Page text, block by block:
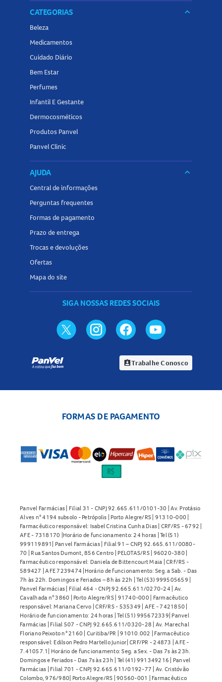
CATEGORIAS keyboard_arrow_down
Beleza
Medicamentos
Cuidado Diário
Bem Estar
Perfumes
Infantil E Gestante
Dermocosméticos
Produtos Panvel
Panvel Clinic
AJUDA keyboard_arrow_down
Central de informações
Perguntas frequentes
Formas de pagamento
Prazo de entrega
Trocas e devoluções
Ofertas
Mapa do site
SIGA NOSSAS REDES SOCIAIS
assignment_indTrabalhe Conosco
FORMAS DE PAGAMENTO
Panvel Farmácias | Filial 31 - CNPJ 92.665.611/0101-30 | Av. Protásio
Alves n° 4194 subsolo - Petrópolis | Porto Alegre/RS | 91310-000 |
Farmacêutico responsável: Isabel Cristina Cunha Dias | CRF/RS - 6792 |
AFE - 7318170 |Horário de funcionamento: 24 horas | Tel (51)
999119891| Panvel Farmácias | Filial 91 – CNPJ 92.665.611/0080-
70 | Rua Santos Dumont, 856 Centro | PELOTAS/RS | 96020-380 |
Farmacêutico responsável: Daniela de Bittencourt Maia | CRF/RS -
589427 | AFE 7239474 |Horário de funcionamento: Seg. a Sab. - Das
7h às 22h. Domingos e Feriados – 8h às 22h | Tel (53) 999505659 |
Panvel Farmácias | Filial 464 - CNPJ 92.665.611/0270-24 | Av.
Cavalhada n° 3860 | Porto Alegre/RS | 91740-000 | Farmacêutico
responsável: Mariana Cervo | CRF/RS - 535349 | AFE - 7421850 |
Horário de funcionamento: 24 horas | Tel (51) 995672339| Panvel
Farmácias | Filial 507 - CNPJ 92.665.611/0320-28 | Av. Marechal
Floriano Peixoto n° 2160 | Curitiba/PR | 91010.002 | Farmacêutico
responsável: Edilson Pedro Martello Junior| CRF/PR - 24873 | AFE -
7.41057.1| Horário de funcionamento: Seg. a Sex. - Das 7s às 23h.
Domingos e Feriados - Das 7s às 23h | Tel (41) 991349216 | Panvel
Farmácias | Filial 701 - CNPJ 92.665.611/0192-77 | Av. Cristóvão
Colombo, 976/980| Porto Alegre/RS | 90560-001 | Farmacêutico